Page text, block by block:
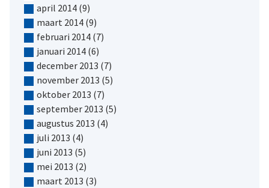
april 2014(9)
maart 2014(9)
februari 2014(7)
januari 2014(6)
december 2013 (7)
november 2013 (5)
oktober 2013 (7)
september 2013 (5)
augustus 2013 (4)
juli 2013 (4)
juni 2013 (5)
mei 2013 (2)
maart 2013 (3)